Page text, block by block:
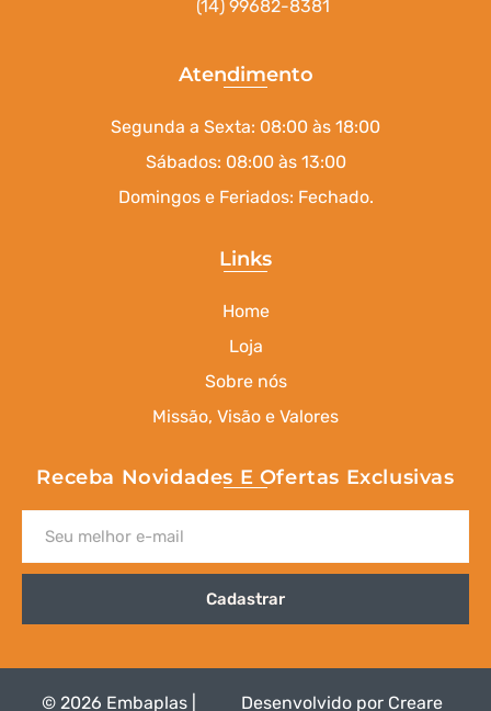
(14) 99682-8381
Atendimento
Segunda a Sexta: 08:00 às 18:00
Sábados: 08:00 às 13:00
Domingos e Feriados: Fechado.
Links
Home
Loja
Sobre nós
Missão, Visão e Valores
Receba Novidades E Ofertas Exclusivas
Cadastrar
© 2026 Embaplas | Desenvolvido por Creare